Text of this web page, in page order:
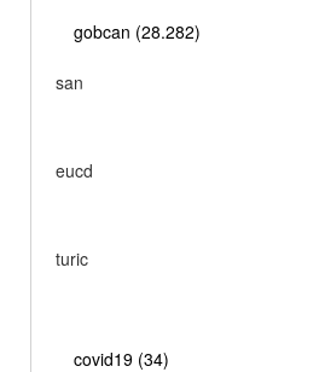
gobcan (28.282)
san
eucd
turic
covid19 (34)